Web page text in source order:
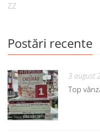
ZZ
Postări recente
3 august
Top